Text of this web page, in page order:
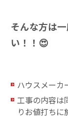
そんな方は
い！！😍
ハウスメーカ
工事の内容は
りお値打ちに